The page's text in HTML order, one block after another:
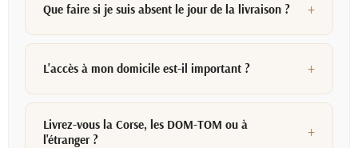
Que faire si je suis absent le jour de la livraison ?
L'accès à mon domicile est-il important ?
Livrez-vous la Corse, les DOM-TOM ou à
l'étranger ?